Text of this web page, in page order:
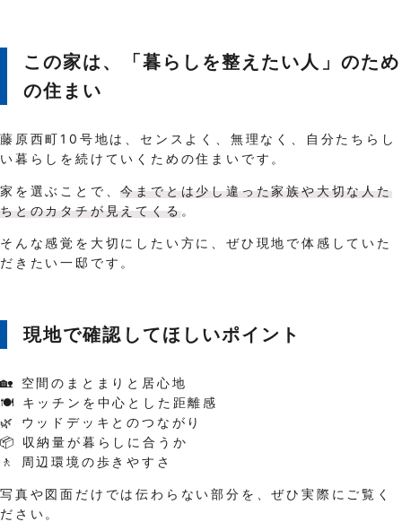
この家は、「暮らしを整えたい人」のため
の住まい
藤原西町10号地は、センスよく、無理なく、自分たちらし
い暮らしを続けていくための住まいです。
家を選ぶことで、今までとは少し違った家族や大切な人た
ちとのカタチが見えてくる。
そんな感覚を大切にしたい方に、ぜひ現地で体感していた
だきたい一邸です。
現地で確認してほしいポイント
🏡 空間のまとまりと居心地
🍽 キッチンを中心とした距離感
🌿 ウッドデッキとのつながり
📦 収納量が暮らしに合うか
🚶 周辺環境の歩きやすさ
写真や図面だけでは伝わらない部分を、ぜひ実際にご覧く
ださい。